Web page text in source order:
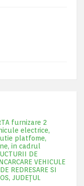
furnizare 2
electrice,
platfome,
in cadrul
DE
VEHICULE
REDRESARE SI
JUDEŢUL